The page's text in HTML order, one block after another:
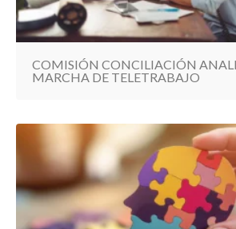
COMISIÓN CONCILIACIÓN
MARCHA DE TELETRABAJO